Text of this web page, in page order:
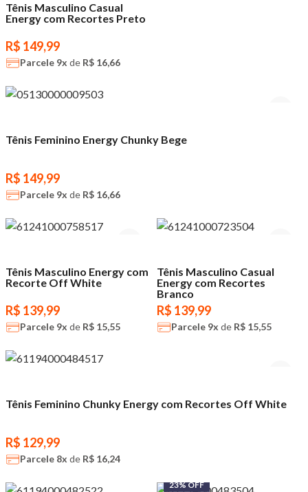
Tênis Masculino Casual
Energy com Recortes Preto
R$ 149,99
Parcele 9x de R$ 16,66
Tênis Feminino Energy Chunky Bege
R$ 149,99
Parcele 9x de R$ 16,66
Tênis Masculino Energy com
Recorte Off White
R$ 139,99
Parcele 9x de R$ 15,55
Tênis Masculino Casual
Energy com Recortes
Branco
R$ 139,99
Parcele 9x de R$ 15,55
Tênis Feminino Chunky Energy com Recortes Off White
R$ 129,99
Parcele 8x de R$ 16,24
23% OFF